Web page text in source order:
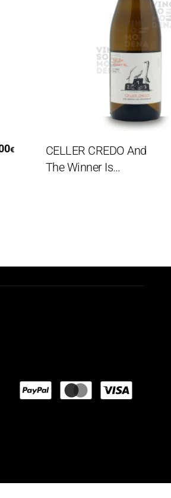
CELLER CREDO And
The Winner Is…